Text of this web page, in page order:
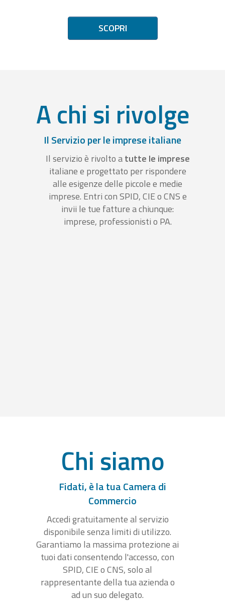
SCOPRI
A chi si rivolge
Il Servizio per le imprese italiane
Il servizio è rivolto atutte le imprese
italiane e progettato per rispondere
alle esigenze delle piccole e medie
imprese. Entri con SPID, CIE o CNS e
invii le tue fatture a chiunque:
imprese, professionisti o PA.
Chi siamo
Fidati, è la tua Camera di
Commercio
Accedi gratuitamente al servizio
disponibile senza limiti di utilizzo.
Garantiamo la massima protezione ai
tuoi dati consentendo l'accesso, con
SPID, CIE o CNS, solo al
rappresentante della tua azienda o
ad un suo delegato.